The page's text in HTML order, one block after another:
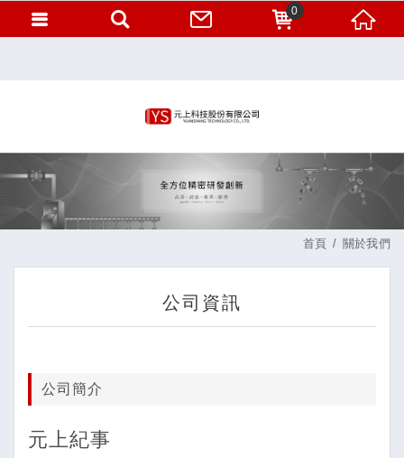
首頁 關於我們
公司資訊
公司簡介
元上紀事
0